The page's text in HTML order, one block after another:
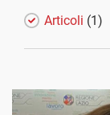
Articoli (1)